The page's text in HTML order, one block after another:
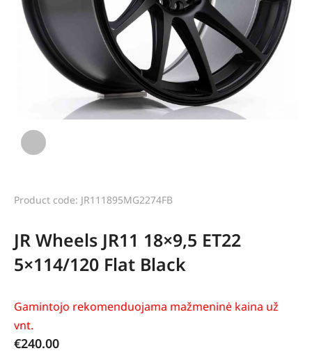
Product code: JR111895MG2274FB
JR Wheels JR11 18×9,5 ET22
5×114/120 Flat Black
Gamintojo rekomenduojama mažmeninė kaina už
vnt.
€240.00